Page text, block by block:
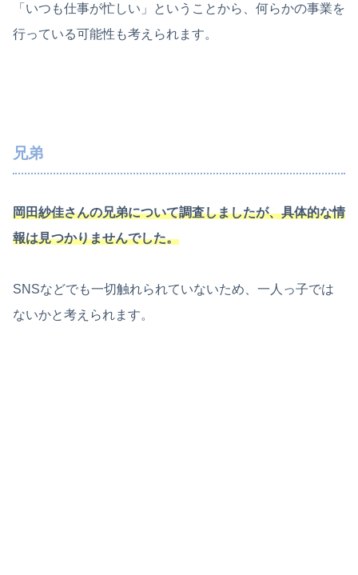
「いつも仕事が忙しい」ということから、何らかの事業を
行っている可能性も考えられます。
兄弟
岡田紗佳さんの兄弟について調査しましたが、具体的な情
報は見つかりませんでした。
SNSなどでも一切触れられていないため、一人っ子では
ないかと考えられます。